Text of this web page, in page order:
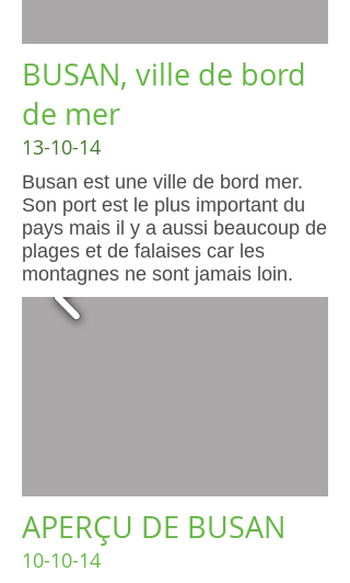
BUSAN, ville de bord
de mer
13-10-14
Busan est une ville de bord mer.
Son port est le plus important du
pays mais il y a aussi beaucoup de
plages et de falaises car les
montagnes ne sont jamais loin.
APERÇU DE BUSAN
10-10-14